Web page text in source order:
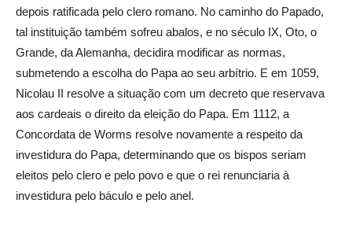
depois ratificada pelo clero romano. No caminho do Papado,
tal instituição também sofreu abalos, e no século IX, Oto, o
Grande, da Alemanha, decidira modificar as normas,
submetendo a escolha do Papa ao seu arbítrio. E em 1059,
Nicolau II resolve a situação com um decreto que reservava
aos cardeais o direito da eleição do Papa. Em 1112, a
Concordata de Worms resolve novamente a respeito da
investidura do Papa, determinando que os bispos seriam
eleitos pelo clero e pelo povo e que o rei renunciaria à
investidura pelo báculo e pelo anel.